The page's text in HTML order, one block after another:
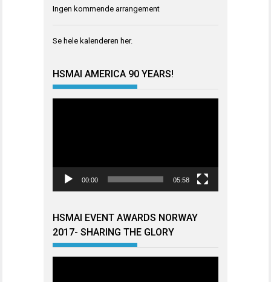
Ingen kommende arrangement
Se hele kalenderen her.
HSMAI AMERICA 90 YEARS!
00:00 05:58
HSMAI EVENT AWARDS NORWAY
2017- SHARING THE GLORY